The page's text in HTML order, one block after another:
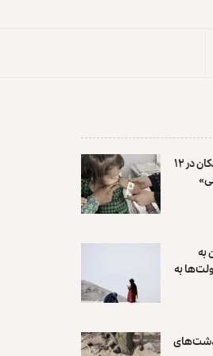
برنامه جهانی غذا: سوءتغذیه کودکان در ۱۲
به
به
در دشت‌های